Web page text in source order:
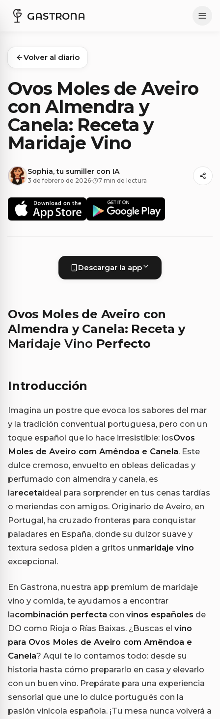
GASTRONA
Volver al diario
Ovos Moles de Aveiro
con Almendra y
Canela: Receta y
Maridaje Vino
Sophia, tu sumiller con IA
3 de febrero de 2026· 7 min de lectura
Descargar la app
Ovos Moles de Aveiro con
Almendra y Canela: Receta y
Maridaje Vino Perfecto
Introducción
Imagina un postre que evoca los sabores del mar
y la tradición conventual portuguesa, pero con un
toque español que lo hace irresistible: losOvos
Moles de Aveiro com Amêndoa e Canela. Este
dulce cremoso, envuelto en obleas delicadas y
perfumado con almendra y canela, es
larecetaideal para sorprender en tus cenas tardías
o meriendas con amigos. Originario de Aveiro, en
Portugal, ha cruzado fronteras para conquistar
paladares en España, donde su dulzor suave y
textura sedosa piden a gritos unmaridaje vino
excepcional.
En Gastrona, nuestra app premium de maridaje
vino y comida, te ayudamos a encontrar
lacombinación perfecta con vinos españoles de
DO como Rioja o Rías Baixas. ¿Buscas el vino
para Ovos Moles de Aveiro com Amêndoa e
Canela? Aquí te lo contamos todo: desde su
historia hasta cómo prepararlo en casa y elevarlo
con un buen vino. Prepárate para una experiencia
sensorial que une lo dulce portugués con la
pasión vinícola española. ¡Tu mesa nunca volverá a